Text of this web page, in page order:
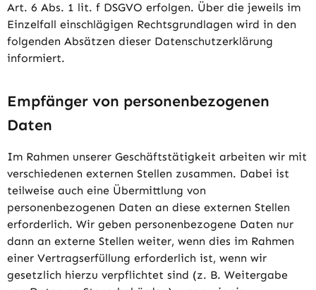
Art. 6 Abs. 1 lit. f DSGVO erfolgen. Über die jeweils im
Einzelfall einschlägigen Rechtsgrundlagen wird in den
folgenden Absätzen dieser Datenschutzerklärung
informiert.
Empfänger von personenbezogenen
Daten
Im Rahmen unserer Geschäftstätigkeit arbeiten wir mit
verschiedenen externen Stellen zusammen. Dabei ist
teilweise auch eine Übermittlung von
personenbezogenen Daten an diese externen Stellen
erforderlich. Wir geben personenbezogene Daten nur
dann an externe Stellen weiter, wenn dies im Rahmen
einer Vertragserfüllung erforderlich ist, wenn wir
gesetzlich hierzu verpflichtet sind (z. B. Weitergabe